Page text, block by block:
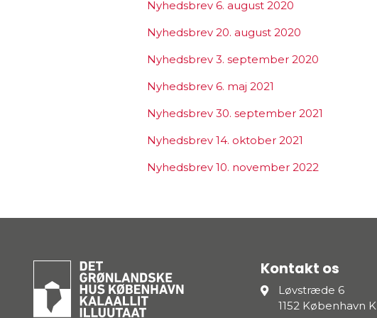
Nyhedsbrev 6. august 2020
Nyhedsbrev 20. august 2020
Nyhedsbrev 3. september 2020
Nyhedsbrev 6. maj 2021
Nyhedsbrev 30. september 2021
Nyhedsbrev 14. oktober 2021
Nyhedsbrev 10. november 2022
Kontakt os
Løvstræde 6
1152 København K